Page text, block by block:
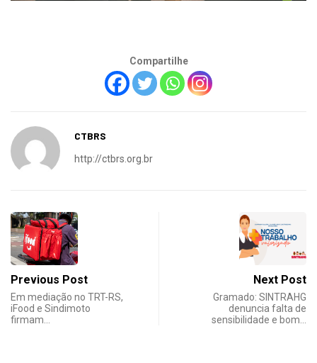
Compartilhe
CTBRS
http://ctbrs.org.br
Previous Post
Em mediação no TRT-RS,
iFood e Sindimoto
firmam…
Next Post
Gramado: SINTRAHG
denuncia falta de
sensibilidade e bom…